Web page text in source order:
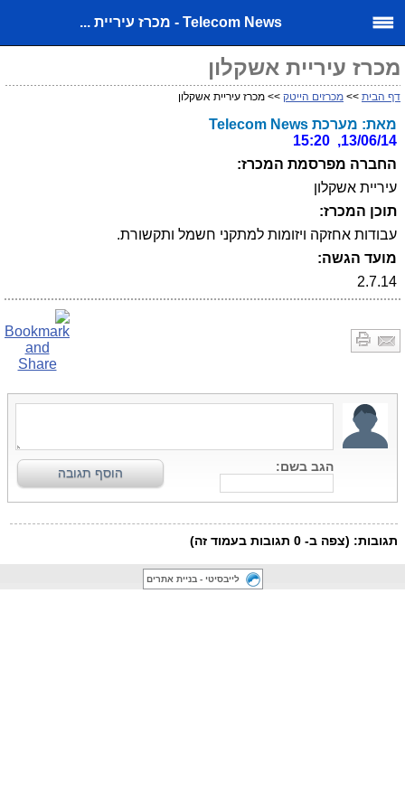
Telecom News - מכרז עיריית ...
מכרז עיריית אשקלון
דף הבית >> מכרזים הייטק >> מכרז עיריית אשקלון
מאת: מערכת Telecom News
13/06/14, 15:20
החברה מפרסמת המכרז:
עיריית אשקלון
תוכן המכרז:
עבודות אחזקה ויזומות למתקני חשמל ותקשורת.
מועד הגשה:
2.7.14
לייבסיטי - בניית אתרים